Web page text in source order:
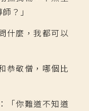
？」
麼，我都可以
敬僧，哪個比
你難道不知道